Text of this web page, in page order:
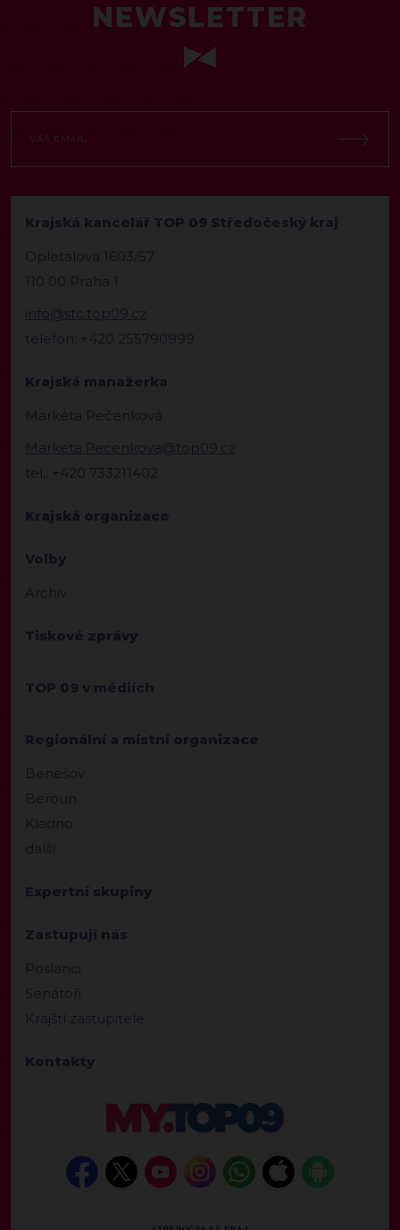
NEWSLETTER
Krajská kancelář TOP 09 Středočeský kraj
Opletalova 1603/57
110 00 Praha 1
info@stc.top09.cz
telefon: +420 255790999
Krajská manažerka
Markéta Pečenková
Marketa.Pecenkova@top09.cz
tel.: +420 733211402
Krajská organizace
Volby
Archiv
Tiskové zprávy
TOP 09 v médiích
Regionální a místní organizace
Benešov
Beroun
Kladno
další
Expertní skupiny
Zastupují nás
Poslanci
Senátoři
Krajští zastupitelé
Kontakty